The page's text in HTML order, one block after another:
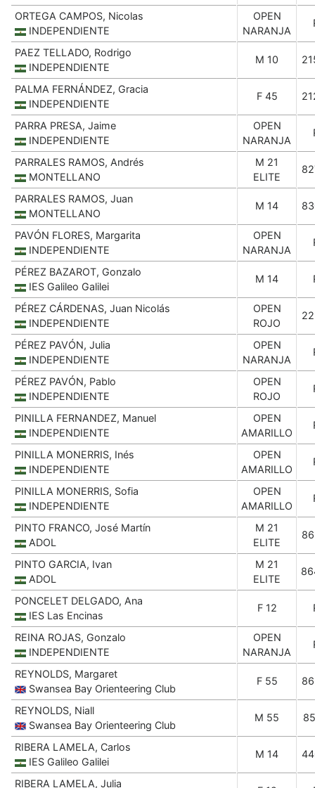
ORTEGA CAMPOS, Nicolas
INDEPENDIENTE
OPEN
NARANJA
PAEZ TELLADO, Rodrigo
INDEPENDIENTE
M 10
PALMA FERNÁNDEZ, Gracia
INDEPENDIENTE
F 45
PARRA PRESA, Jaime
INDEPENDIENTE
OPEN
NARANJA
PARRALES RAMOS, Andrés
MONTELLANO
M 21
ELITE
PARRALES RAMOS, Juan
MONTELLANO
M 14
PAVÓN FLORES, Margarita
INDEPENDIENTE
OPEN
NARANJA
PÉREZ BAZAROT, Gonzalo
IES Galileo Galilei
M 14
PÉREZ CÁRDENAS, Juan Nicolás
INDEPENDIENTE
OPEN
ROJO
PÉREZ PAVÓN, Julia
INDEPENDIENTE
OPEN
NARANJA
PÉREZ PAVÓN, Pablo
INDEPENDIENTE
OPEN
ROJO
PINILLA FERNANDEZ, Manuel
INDEPENDIENTE
OPEN
AMARILLO
PINILLA MONERRIS, Inés
INDEPENDIENTE
OPEN
AMARILLO
PINILLA MONERRIS, Sofia
INDEPENDIENTE
OPEN
AMARILLO
PINTO FRANCO, José Martín
ADOL
M 21
ELITE
PINTO GARCIA, Ivan
ADOL
M 21
ELITE
PONCELET DELGADO, Ana
IES Las Encinas
F 12
REINA ROJAS, Gonzalo
INDEPENDIENTE
OPEN
NARANJA
REYNOLDS, Margaret
Swansea Bay Orienteering Club
F 55
REYNOLDS, Niall
Swansea Bay Orienteering Club
M 55
RIBERA LAMELA, Carlos
IES Galileo Galilei
M 14
RIBERA LAMELA, Julia